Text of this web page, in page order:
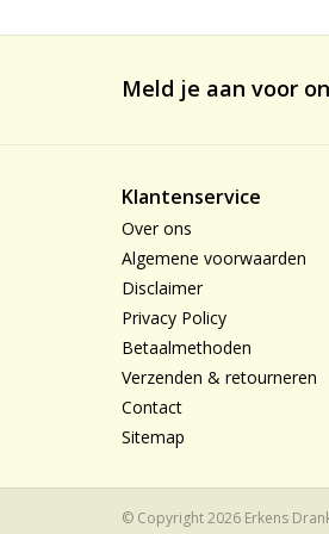
Meld je aan voor
Klantenservice
Over ons
Algemene voorwaarden
Disclaimer
Privacy Policy
Betaalmethoden
Verzenden & retourneren
Contact
Sitemap
© Copyright 2026 Erkens